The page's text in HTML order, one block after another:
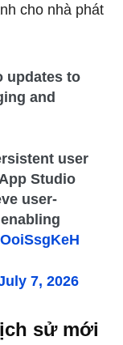
cho nhà phát
updates to
and
user
Studio
user-
7, 2026
sử mới